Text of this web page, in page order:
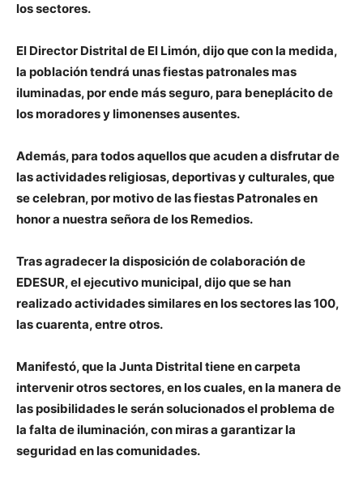
los sectores.
El Director Distrital de El Limón, dijo que con la medida,
la población tendrá unas fiestas patronales mas
iluminadas, por ende más seguro, para beneplácito de
los moradores y limonenses ausentes.
Además, para todos aquellos que acuden a disfrutar de
las actividades religiosas, deportivas y culturales, que
se celebran, por motivo de las fiestas Patronales en
honor a nuestra señora de los Remedios.
Tras agradecer la disposición de colaboración de
EDESUR, el ejecutivo municipal, dijo que se han
realizado actividades similares en los sectores las 100,
las cuarenta, entre otros.
Manifestó, que la Junta Distrital tiene en carpeta
intervenir otros sectores, en los cuales, en la manera de
las posibilidades le serán solucionados el problema de
la falta de iluminación, con miras a garantizar la
seguridad en las comunidades.